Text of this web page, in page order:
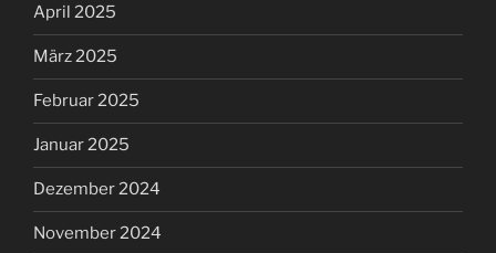
April 2025
März 2025
Februar 2025
Januar 2025
Dezember 2024
November 2024